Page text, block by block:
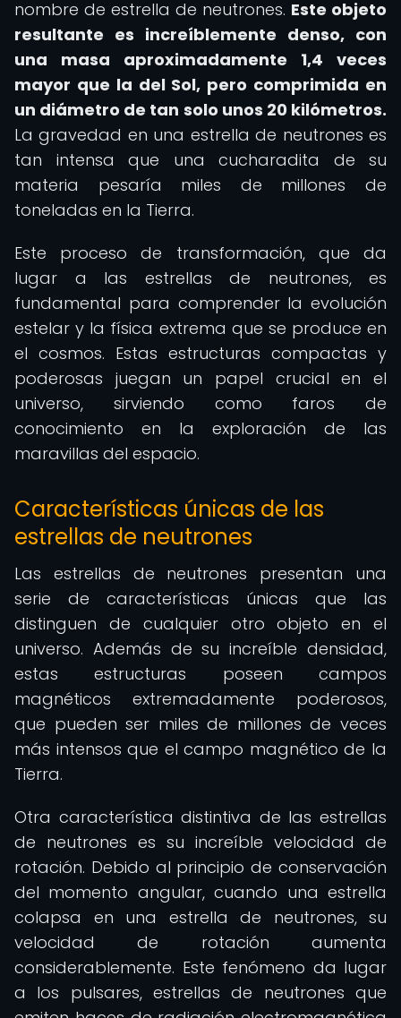
nombre de estrella de neutrones. Este objeto
resultante es increíblemente denso, con
una masa aproximadamente 1,4 veces
mayor que la del Sol, pero comprimida en
un diámetro de tan solo unos 20 kilómetros.
La gravedad en una estrella de neutrones es
tan intensa que una cucharadita de su
materia pesaría miles de millones de
toneladas en la Tierra.
Este proceso de transformación, que da
lugar a las estrellas de neutrones, es
fundamental para comprender la evolución
estelar y la física extrema que se produce en
el cosmos. Estas estructuras compactas y
poderosas juegan un papel crucial en el
universo, sirviendo como faros de
conocimiento en la exploración de las
maravillas del espacio.
Características únicas de las
estrellas de neutrones
Las estrellas de neutrones presentan una
serie de características únicas que las
distinguen de cualquier otro objeto en el
universo. Además de su increíble densidad,
estas estructuras poseen campos
magnéticos extremadamente poderosos,
que pueden ser miles de millones de veces
más intensos que el campo magnético de la
Tierra.
Otra característica distintiva de las estrellas
de neutrones es su increíble velocidad de
rotación. Debido al principio de conservación
del momento angular, cuando una estrella
colapsa en una estrella de neutrones, su
velocidad de rotación aumenta
considerablemente. Este fenómeno da lugar
a los pulsares, estrellas de neutrones que